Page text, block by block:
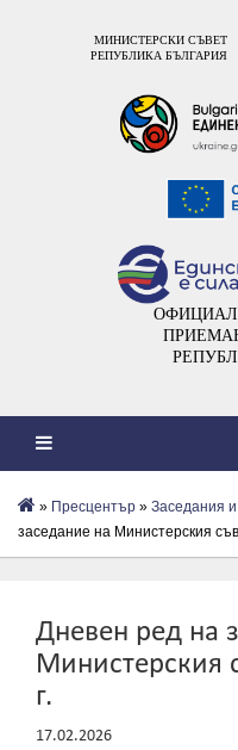
МИНИСТЕРСКИ СЪВЕТ
РЕПУБЛИКА БЪЛГАРИЯ
» Пресцентър » Заседания
заседание на Министерския
Дневен ред на
Министерския
г.
17.02.2026